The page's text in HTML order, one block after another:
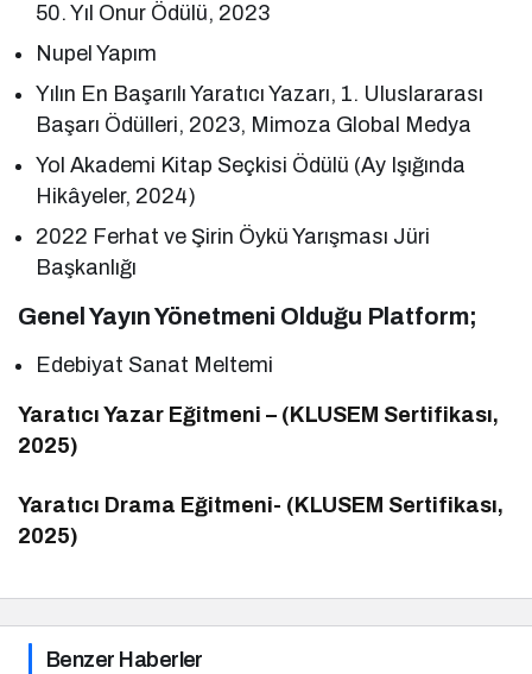
50. Yıl Onur Ödülü, 2023
Nupel Yapım
Yılın En Başarılı Yaratıcı Yazarı, 1. Uluslararası
Başarı Ödülleri, 2023, Mimoza Global Medya
Yol Akademi Kitap Seçkisi Ödülü (Ay Işığında
Hikâyeler, 2024)
2022 Ferhat ve Şirin Öykü Yarışması Jüri
Başkanlığı
Genel Yayın Yönetmeni Olduğu Platform;
Edebiyat Sanat Meltemi
Yaratıcı Yazar Eğitmeni – (KLUSEM Sertifikası,
2025)
Yaratıcı Drama Eğitmeni- (KLUSEM Sertifikası,
2025)
Benzer Haberler